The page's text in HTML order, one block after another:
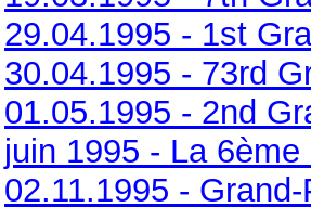
29.04.1995 - 1st
30.04.1995 - 73rd
01.05.1995 - 2nd
juin 1995 - La
02.11.1995 -